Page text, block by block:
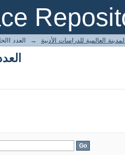
العالمية للدراسات الأدبية → العدد